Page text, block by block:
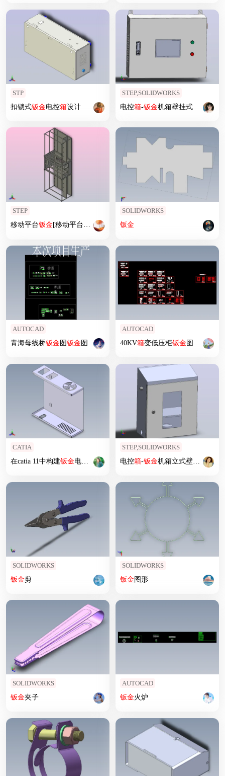
STP
扣锁式钣金电控箱设计
STEP,SOLIDWORKS
电控箱-钣金机箱壁挂式
STEP
移动平台钣金[移动平台钣 金]
SOLIDWORKS
钣金
AUTOCAD
青海母线桥钣金图钣金图
AUTOCAD
40KV箱变低压柜钣金图
CATIA
在catia 11中构建钣金电源 箱机箱
STEP,SOLIDWORKS
电控箱-钣金机箱立式壁挂式
SOLIDWORKS
钣金剪
SOLIDWORKS
钣金图形
SOLIDWORKS
钣金夹子
AUTOCAD
钣金火炉